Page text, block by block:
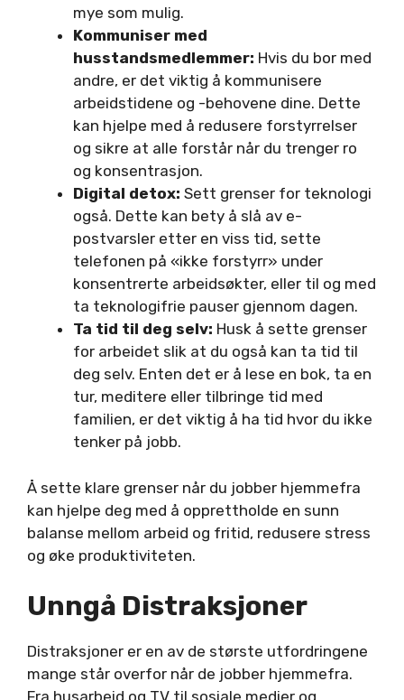
mye som mulig.
Kommuniser med
husstandsmedlemmer: Hvis du bor med
andre, er det viktig å kommunisere
arbeidstidene og -behovene dine. Dette
kan hjelpe med å redusere forstyrrelser
og sikre at alle forstår når du trenger ro
og konsentrasjon.
Digital detox: Sett grenser for teknologi
også. Dette kan bety å slå av e-
postvarsler etter en viss tid, sette
telefonen på «ikke forstyrr» under
konsentrerte arbeidsøkter, eller til og med
ta teknologifrie pauser gjennom dagen.
Ta tid til deg selv: Husk å sette grenser
for arbeidet slik at du også kan ta tid til
deg selv. Enten det er å lese en bok, ta en
tur, meditere eller tilbringe tid med
familien, er det viktig å ha tid hvor du ikke
tenker på jobb.
Å sette klare grenser når du jobber hjemmefra
kan hjelpe deg med å opprettholde en sunn
balanse mellom arbeid og fritid, redusere stress
og øke produktiviteten.
Unngå Distraksjoner
Distraksjoner er en av de største utfordringene
mange står overfor når de jobber hjemmefra.
Fra husarbeid og TV til sosiale medier og